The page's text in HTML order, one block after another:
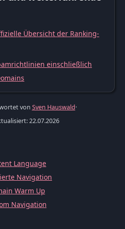
Übersicht der Ranking-
einschließlich
von Sven Hauswald·
22.07.2026
Language
Navigation
Warm Up
Navigation